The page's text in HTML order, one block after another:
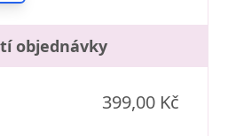
objednávky
399,00 Kč